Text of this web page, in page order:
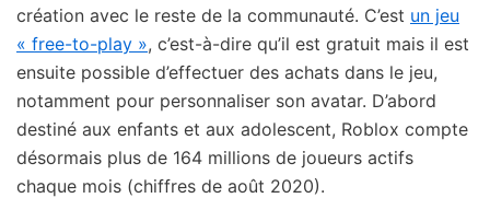
création avec le reste de la communauté. C’est un jeu
« free-to-play », c’est-à-dire qu’il est gratuit mais il est
ensuite possible d’effectuer des achats dans le jeu,
notamment pour personnaliser son avatar. D’abord
destiné aux enfants et aux adolescent, Roblox compte
désormais plus de 164 millions de joueurs actifs
chaque mois (chiffres de août 2020).